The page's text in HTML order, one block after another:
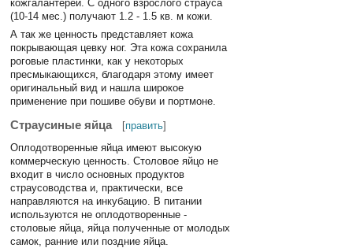
кожгалантереи. С одного взрослого страуса
(10-14 мес.) получают 1.2 - 1.5 кв. м кожи.
А так же ценность представляет кожа
покрывающая цевку ног. Эта кожа сохранила
роговые пластинки, как у некоторых
пресмыкающихся, благодаря этому имеет
оригинальный вид и нашла широкое
применение при пошиве обуви и портмоне.
Страусиные яйца [править]
Оплодотворенные яйца имеют высокую
коммерческую ценность. Столовое яйцо не
входит в число основных продуктов
страусоводства и, практически, все
направляются на инкубацию. В питании
используются не оплодотворенные -
столовые яйца, яйца полученные от молодых
самок, ранние или поздние яйца.